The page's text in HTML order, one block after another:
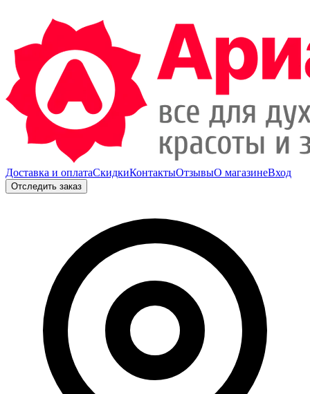
Доставка и оплатаСкидкиКонтактыОтзывыО магазинеВход
Отследить заказ